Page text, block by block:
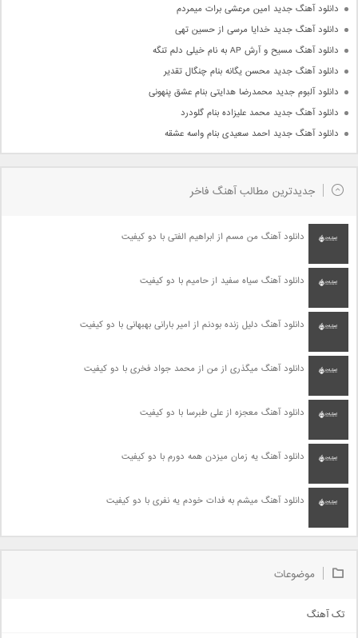
دانلود آهنگ جدید امین مرعشی برات میمردم
دانلود آهنگ جدید خدایا مرسی از حسین تهی
دانلود آهنگ مسیح و آرش AP به نام خیلی دلم تنگه
دانلود آهنگ جدید محسن یگانه بنام چنگال تقدیر
دانلود آلبوم جدید محمدرضا هدایتی بنام عشق پنهونی
دانلود آهنگ جدید محمد علیزاده بنام گلودرد
دانلود آهنگ جدید احمد سعیدی بنام واسه عشقه
جدیدترین مطالب آهنگ فاخر
دانلود آهنگ من مسم از ابراهیم الفتی با دو کیفیت
دانلود آهنگ سیاه سفید از حامیم با دو کیفیت
دانلود آهنگ دلیل زنده بودنم از امیر بارانی بهبهانی با دو کیفیت
دانلود آهنگ میگذری از من از محمد جواد فخری با دو کیفیت
دانلود آهنگ معجزه از علی طبرسا با دو کیفیت
دانلود آهنگ یه زمان میزدن همه دورم با دو کیفیت
دانلود آهنگ میشم به فدات خودم یه نفری با دو کیفیت
موضوعات
تک آهنگ